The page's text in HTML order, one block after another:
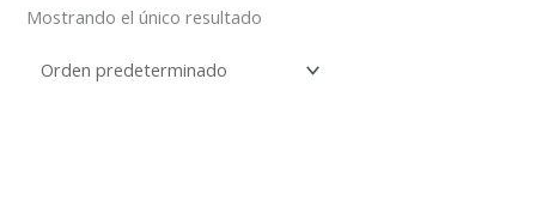
Mostrando el único resultado